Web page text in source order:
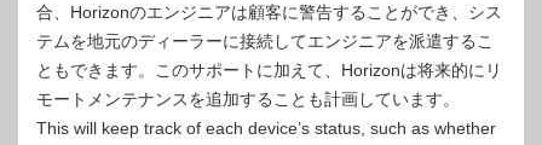
合、Horizo​​nのエンジニアは顧客に警告することができ、シス
テムを地元のディーラーに接続してエンジニアを派遣するこ
ともできます。このサポートに加えて、Horizo​​nは将来的にリ
モートメンテナンスを追加することも計画しています。
This will keep track of each device’s status, such as whether